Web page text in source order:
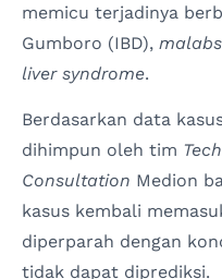
memicu terjadinya
Gumboro (IBD),
liver syndrome.
Berdasarkan data
dihimpun oleh tim
Consultation Medion
kasus kembali
diperparah dengan
tidak dapat diprediksi.